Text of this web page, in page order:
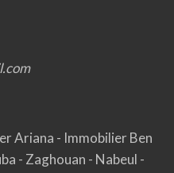
Ariana - Immobilier Ben
- Zaghouan - Nabeul -